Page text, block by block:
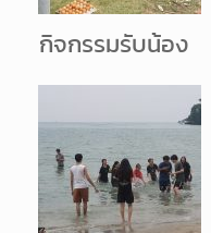
กิจกรรมรับน้อง